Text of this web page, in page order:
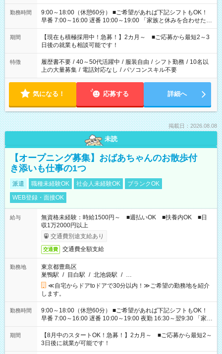
勤務時間
9:00～18:00（休憩60分） ■ご希望があれば下記シフトもOK！
早番 7:00～16:00 遅番 10:00～19:00 「家族と休みを合わせた
い」 「余裕を持って夕飯の準備がしたい」 「できれば残業はし
たくない」 など、ご希望を教えてくださいね。 ※Wワーク希望
の方へ 今ご覧のお仕事で希望する勤務時間と、もう1つのお仕事
の勤務時間。 合計で週40時間を超える場合は応募できません。
期間
【現在も積極採用中！急募！】2カ月～ ■ご応募から最短2～3
日後の就業も相談可能です！
特徴 履歴書不要 / 40～50代活躍中 / 服装自由 / シフト勤務 / 10名以
上の大量募集 / 電話対応なし / パソコンスキル不要
気になる！ 応募する 詳細へ
掲載日：2026.08.08
未読
【オープニング募集】おばあちゃんのお散歩付
き添いも仕事の1つ
派遣 職種未経験OK 社会人未経験OK
ブランクOK
WEB登録・面接OK
給与
無資格未経験：時給1500円～ ■週払いOK ■扶養内OK ■日
収1万2000円以上
交通費別途支給あり
交通費 交通費全額支給
勤務地
東京都豊島区
巣鴨駅 / 目白駅 / 北池袋駅 / …
≪自宅からドアtoドアで30分以内！≫ご希望の勤務地を紹介
します。
勤務時間
9:00～18:00（休憩60分） ■ご希望があれば下記シフトもOK！
早番 7:00～16:00 遅番 10:00～19:00 夜勤 16:30～翌9:30 「家族
と休みを合わせたい」 「余裕を持って夕飯の準備がしたい」
「できれば残業はしたくない」 など、ご希望を教えてください
ね。 ※Wワーク希望の方へ 今ご覧のお仕事で希望する勤務時間
と、もう1つのお仕事の勤務時間。 合計で週40時間を超える場
期間
【8月中のスタートOK！急募！】2カ月～ ■ご応募から最短2～
3日後に就業が可能です！